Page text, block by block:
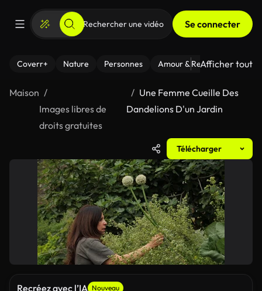
Se connecter
Coverr+ Nature Personnes Amour & Relations Le
Afficher tout
Maison
Images libres de
droits gratuites
Une Femme Cueille Des
Dandelions D'un Jardin
Télécharger
Recréez avec l’IA Nouveau